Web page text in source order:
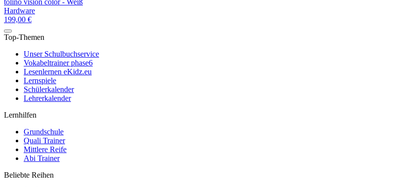
tolino vision color - Weiß
Hardware
199,00 €
Top-Themen
Unser Schulbuchservice
Vokabeltrainer phase6
Lesenlernen eKidz.eu
Lernspiele
Schülerkalender
Lehrerkalender
Lernhilfen
Grundschule
Quali Trainer
Mittlere Reife
Abi Trainer
Beliebte Reihen